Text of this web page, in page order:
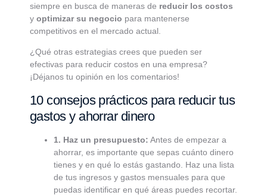
siempre en busca de maneras de reducir los costos
y optimizar su negocio para mantenerse
competitivos en el mercado actual.
¿Qué otras estrategias crees que pueden ser
efectivas para reducir costos en una empresa?
¡Déjanos tu opinión en los comentarios!
10 consejos prácticos para reducir tus
gastos y ahorrar dinero
1. Haz un presupuesto: Antes de empezar a
ahorrar, es importante que sepas cuánto dinero
tienes y en qué lo estás gastando. Haz una lista
de tus ingresos y gastos mensuales para que
puedas identificar en qué áreas puedes recortar.